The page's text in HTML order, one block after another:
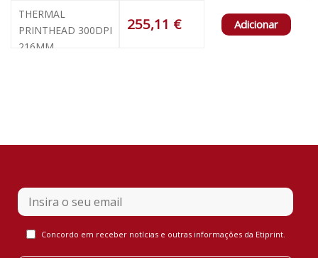
THERMAL
PRINTHEAD 300DPI
216MM
255,11 € Adicionar
Contact
Email
* Concordo em receber notícias e outras informações da Etiprint.